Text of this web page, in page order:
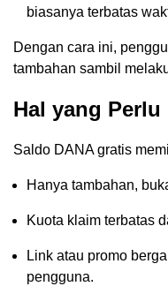
biasanya terbatas
Dengan cara ini,
tambahan sambil
Hal yang
Saldo DANA gratis
Hanya tambahan,
Kuota klaim terbatas
Link atau promo
pengguna.